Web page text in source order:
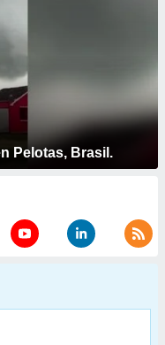
Pelotas, Brasil.